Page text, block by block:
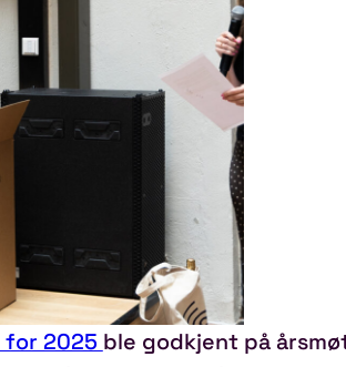
for 2025 ble godkjent på